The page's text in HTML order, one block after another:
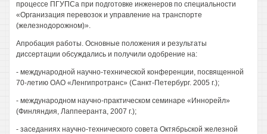
процессе ПГУПСа при подготовке инженеров по специальности
«Организация перевозок и управление на транспорте
(железнодорожном)».
Апробация работы. Основные положения и результаты
диссертации обсуждались и получили одобрение на:
- международной научно-технической конференции, посвященной
70-летию ОАО «Ленгипротранс» (Санкт-Петербург. 2005 г.);
- международном научно-практическом семинаре «Иннорейл»
(Финляндия, Лаппееранта, 2007 г.);
- заседаниях научно-технического совета Октябрьской железной